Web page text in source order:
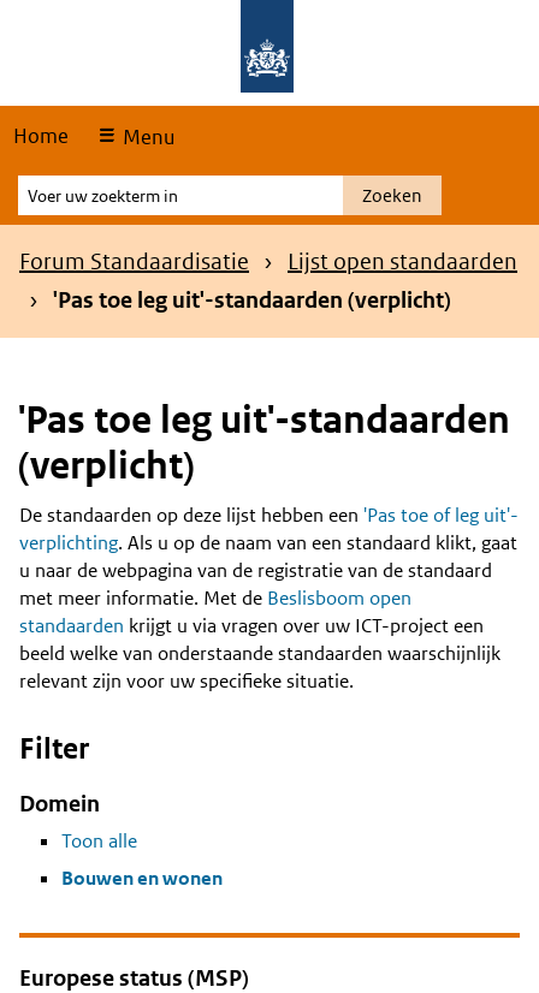
Home Menu
Voer
uw
zoekterm
Zoeken
Kruimelpad
Forum Standaardisatie
Lijst open standaarden
'Pas toe leg uit'-standaarden (verplicht)
'Pas toe leg uit'-standaarden
(verplicht)
Content
De standaarden op deze lijst hebben een 'Pas toe of leg uit'-
verplichting. Als u op de naam van een standaard klikt, gaat
u naar de webpagina van de registratie van de standaard
met meer informatie. Met de Beslisboom open
standaarden krijgt u via vragen over uw ICT-project een
beeld welke van onderstaande standaarden waarschijnlijk
relevant zijn voor uw specifieke situatie.
Filter
Domein
Toon alle
Bouwen en wonen
Europese status (MSP)